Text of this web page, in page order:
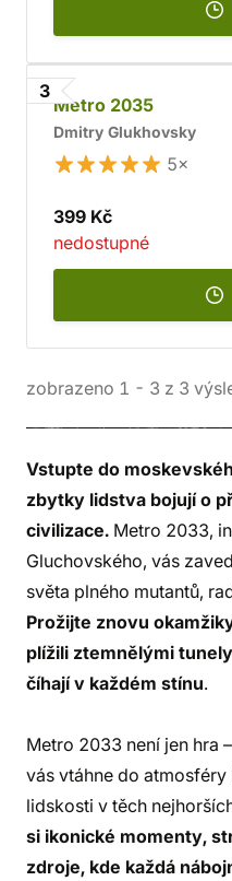
3
Metro 2035
Dmitry Glukhovsky
5×
399 Kč
nedostupné
zobrazeno 1 - 3 z 3
Vstupte do
zbytky lidstva bojují o
civilizace. Metro 2033,
Gluchovského, vás
světa plného mutantů,
Prožijte znovu
plížili ztemnělými
číhají v každém stínu.
Metro 2033 není jen hra
vás vtáhne do
lidskosti v těch
si ikonické momenty,
zdroje, kde každá